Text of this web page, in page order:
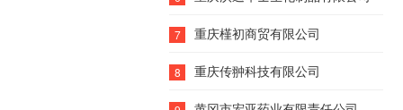
7 重庆槿初商贸有限公司
8 重庆传翀科技有限公司